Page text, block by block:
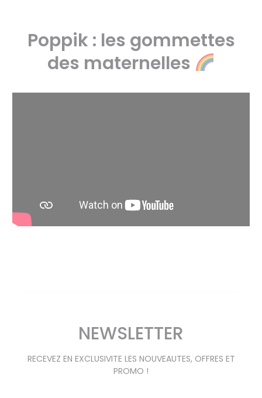
Poppik : les gommettes
des maternelles
NEWSLETTER
RECEVEZ EN EXCLUSIVITE LES NOUVEAUTES, OFFRES ET
PROMO !